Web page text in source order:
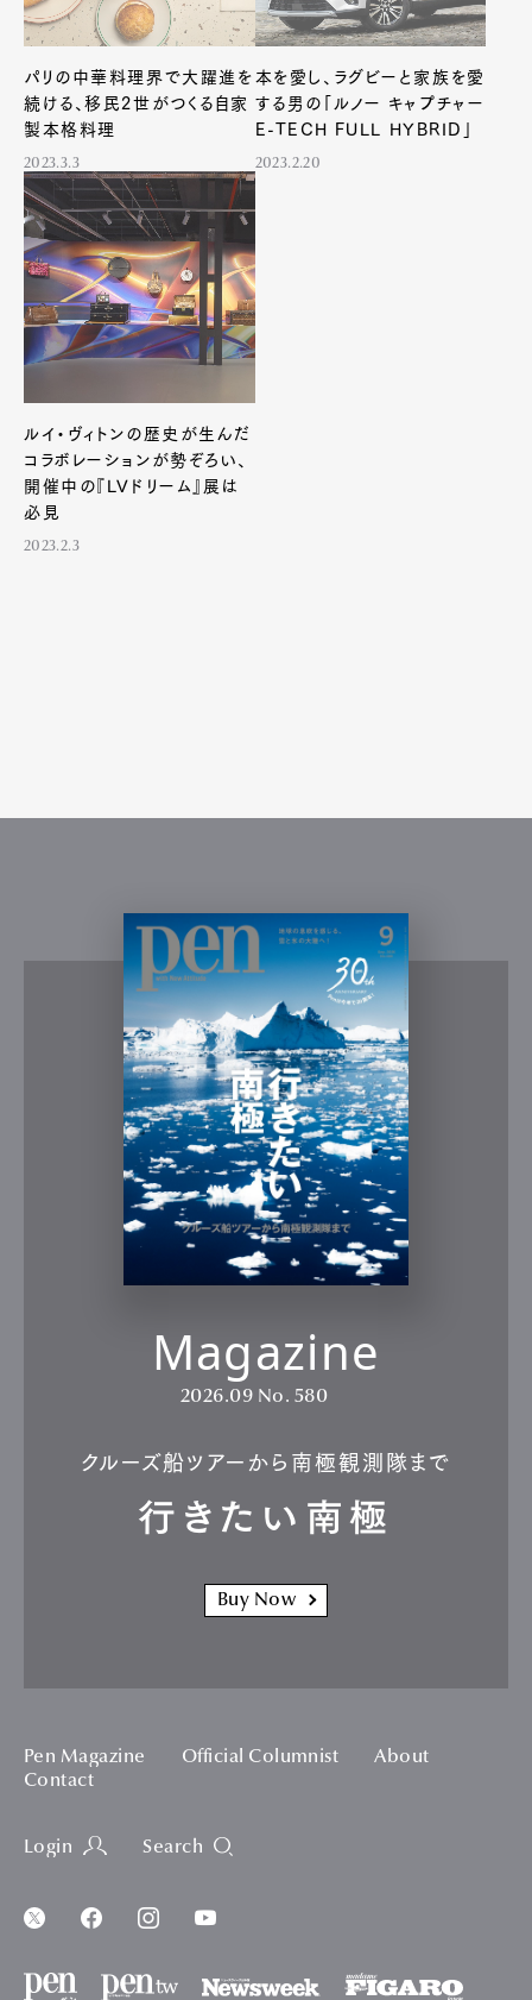
パリの中華料理界で大躍進を
続ける、移民2世がつくる自家
製本格料理
2023.3.3
本を愛し、ラグビーと家族を愛
する男の「ルノー キャプチャー
E-TECH FULL HYBRID」
2023.2.20
ルイ・ヴィトンの歴史が生んだ
コラボレーションが勢ぞろい、
開催中の『LVドリーム』展は
必見
2023.2.3
Magazine
2026.09 No. 580
クルーズ船ツアーから南極観測隊まで
行きたい南極
Buy Now
Pen Magazine Official Columnist
About
Contact
Login Search